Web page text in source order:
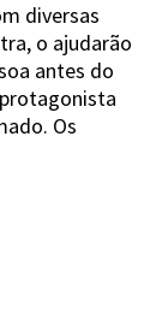
diversas
o ajudarão
antes do
Os